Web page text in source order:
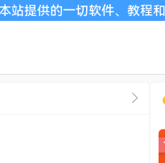
供的一切软件、教程和内